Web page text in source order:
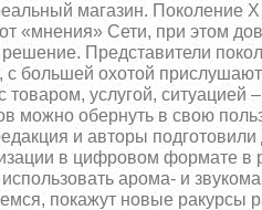
магазин. Поколение
«мнения» Сети, при этом
Представители
охотой
услугой, ситуацией
можно обернуть в свою
и авторы
в цифровом формате в
арома- и
покажут новые ракурсы